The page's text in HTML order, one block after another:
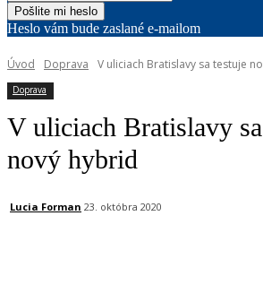
Heslo vám bude zaslané e-mailom
Úvod Doprava V uliciach Bratislavy sa testuje
Doprava
V uliciach Bratislavy
nový hybrid
Lucia Forman 23. októbra 2020